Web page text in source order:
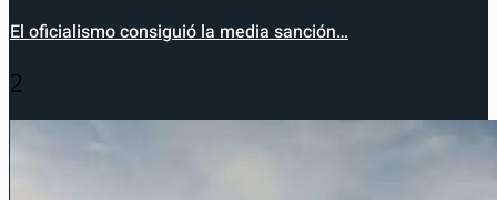
El oficialismo consiguió la media sanción…
2